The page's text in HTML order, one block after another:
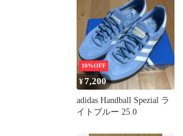
10%OFF
¥7,200
adidas Handball Spezial ラ
イトブルー 25.0